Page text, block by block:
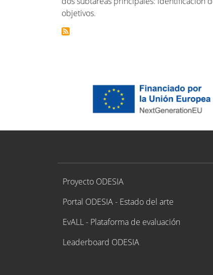
objetivos.
Proyecto ODESIA
Proyecto ODESIA
Portal ODESIA - Estado del arte
EvALL - Plataforma de evaluación
Leaderboard ODESIA